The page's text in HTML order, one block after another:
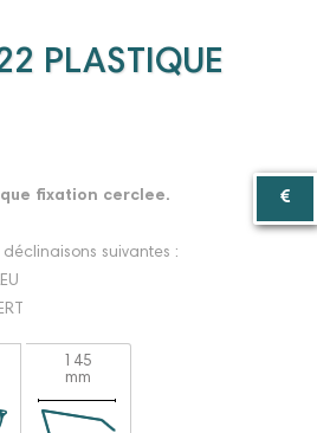
PLASTIQUE
fixation cerclee.
suivantes :
145
mm